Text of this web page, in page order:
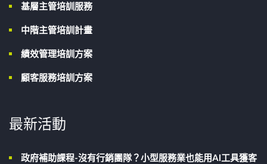
基層主管培訓服務
中階主管培訓計畫
績效管理培訓方案
顧客服務培訓方案
最新活動
政府補助課程-沒有行銷團隊？小型服務業也能用AI工具獲客